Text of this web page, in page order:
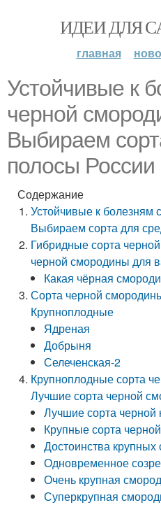
ИДЕИ ДЛЯ
главная
Устойчивые к
черной
Выбираем
полосы России
Содержание
Устойчивые к болезням
Выбираем сорта для
Гибридные сорта
черной смородины для
Какая чёрная
Сорта черной
Крупноплодные
Ядреная
Добрыня
Селеченская-2
Крупноплодные сорта
Лучшие сорта черной
Лучшие сорта
Крупные сорта
Достоинства
Одновременное
Очень крупная
Суперкрупная